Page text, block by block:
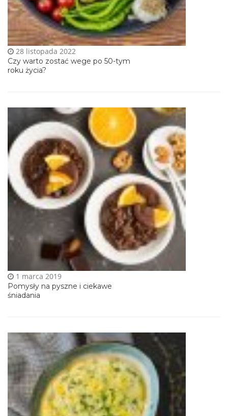
Czy warto zostać wege po 50-tym
roku życia ?
28 listopada 2022
Pomysły na pyszne i ciekawe
śniadania
1 marca 2019